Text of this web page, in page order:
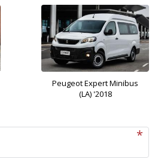
Peugeot Expert Minibus
(LA) '2018